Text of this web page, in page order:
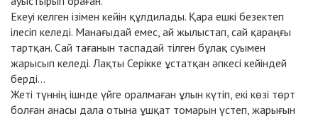
Екеуі келген ізімен кейін құлдилады. Қара ешкі безектеп
ілесіп келеді. Манағыдай емес, ай жылыстап, сай қараңғы
тартқан. Сай тағанын таспадай тілген бұлақ суымен
жарысып келеді. Лақты Серікке ұстатқан әпкесі кейіндей
берді…
Жеті түннің ішнде үйге оралмаған ұлын күтіп, екі көзі төрт
болған анасы дала отына ұшқат томарын үстеп, жарығын